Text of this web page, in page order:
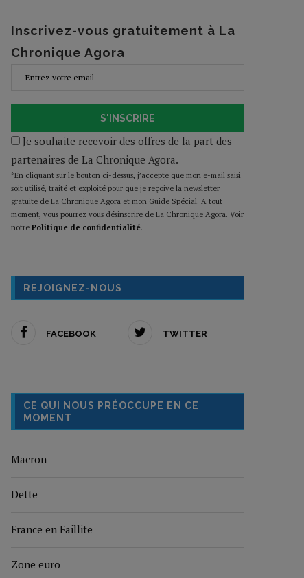
Inscrivez-vous gratuitement à La
Chronique Agora
S'INSCRIRE
Je souhaite recevoir des offres de la part des
partenaires de La Chronique Agora.
*En cliquant sur le bouton ci-dessus, j’accepte que mon e-mail saisi
soit utilisé, traité et exploité pour que je reçoive la newsletter
gratuite de La Chronique Agora et mon Guide Spécial. A tout
moment, vous pourrez vous désinscrire de La Chronique Agora. Voir
notre Politique de confidentialité.
REJOIGNEZ-NOUS
FACEBOOK TWITTER
CE QUI NOUS PRÉOCCUPE EN CE
MOMENT
Macron
Dette
France en Faillite
Zone euro